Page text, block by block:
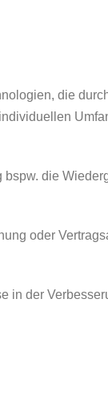
die
bspw. die
oder
in der